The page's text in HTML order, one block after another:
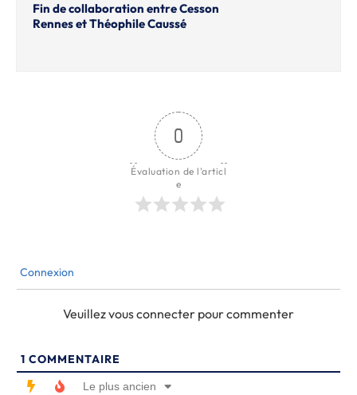
Fin de collaboration entre Cesson
Rennes et Théophile Caussé
0
Évaluation de l'articl
e
Connexion
Veuillez vous connecter pour commenter
1 COMMENTAIRE
Le plus ancien